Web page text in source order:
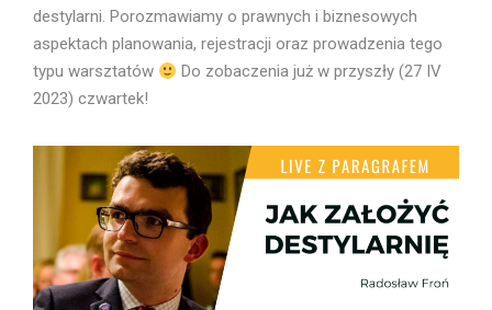
destylarni. Porozmawiamy o prawnych i biznesowych
aspektach planowania, rejestracji oraz prowadzenia tego
typu warsztatów
Do zobaczenia już w przyszły (27 IV
2023) czwartek!